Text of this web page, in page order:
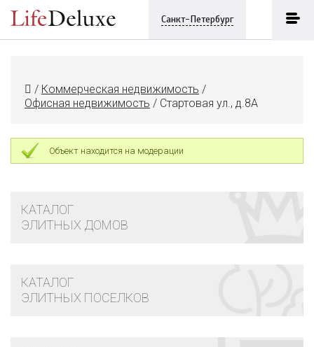
Санкт-Петербург
/ Коммерческая недвижимость /
Офисная недвижимость / Стартовая ул., д.8А
Объект находится на модерации
КАТАЛОГ
ЭЛИТНЫХ ДОМОВ
КАТАЛОГ
ЭЛИТНЫХ ПОСЕЛКОВ